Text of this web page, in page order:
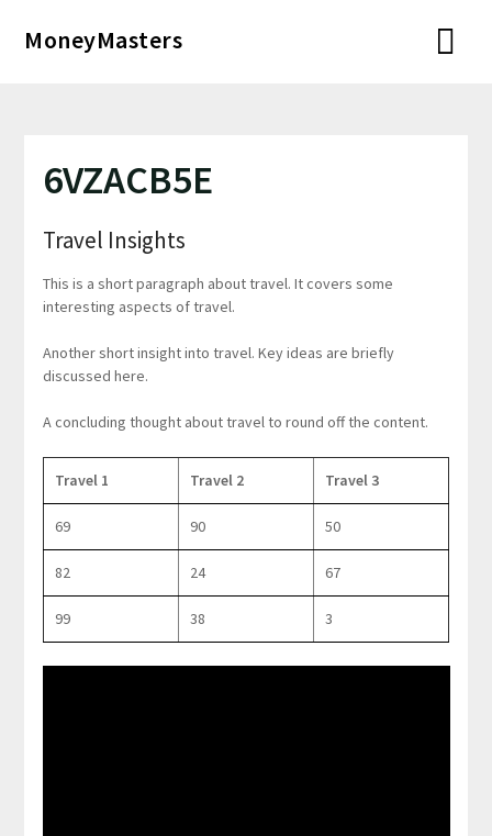
MoneyMasters
6VZACB5E
Travel Insights
This is a short paragraph about travel. It covers some
interesting aspects of travel.
Another short insight into travel. Key ideas are briefly
discussed here.
A concluding thought about travel to round off the content.
Travel 1 Travel 2 Travel 3
69 90 50
82 24 67
99 38 3